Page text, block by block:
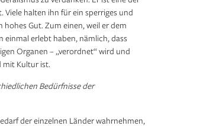
halten ihn für ein sperriges und
Gut. Zum einen, weil er dem
einmal erlebt haben, nämlich, dass
Organen – „verordnet“ wird und
mit Kultur ist.
Bedürfnisse der
der einzelnen Länder wahrnehmen,